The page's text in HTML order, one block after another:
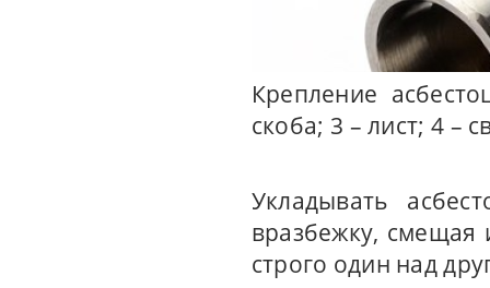
Крепление
скоба; 3 – лист; 4 –
Укладывать
вразбежку,
строго один над